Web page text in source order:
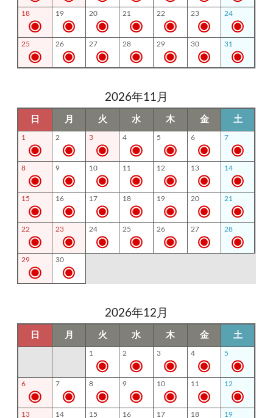
18 19 20 21 22 23 24
25 26 27 28 29 30 31
2026年11月
日 月 火 水 木 金 土
1 2 3 4 5 6 7
8 9 10 11 12 13 14
15 16 17 18 19 20 21
22 23 24 25 26 27 28
29 30
2026年12月
日 月 火 水 木 金 土
1 2 3 4 5
6 7 8 9 10 11 12
13 14 15 16 17 18 19